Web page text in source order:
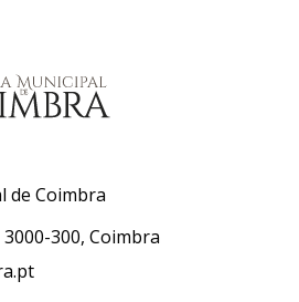
de Coimbra
300, Coimbra